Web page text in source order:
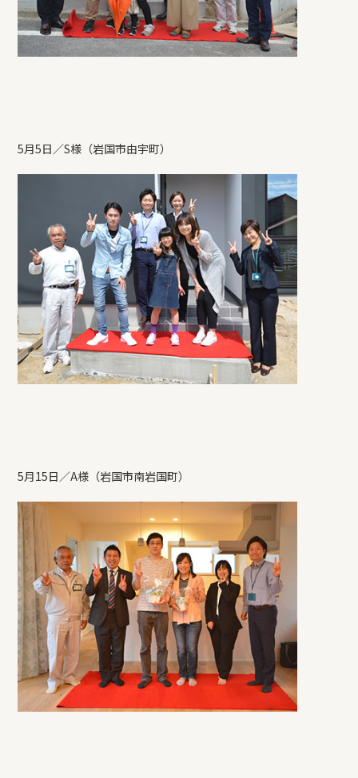
5月5日／S様（岩国市由宇町）
5月15日／A様（岩国市南岩国町）